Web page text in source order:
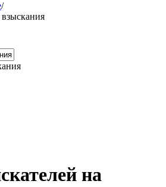
/
взыскания
на